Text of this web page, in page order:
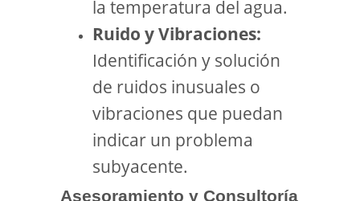
la temperatura del agua.
Ruido y Vibraciones:
Identificación y solución
de ruidos inusuales o
vibraciones que puedan
indicar un problema
subyacente.
Asesoramiento y Consultoría